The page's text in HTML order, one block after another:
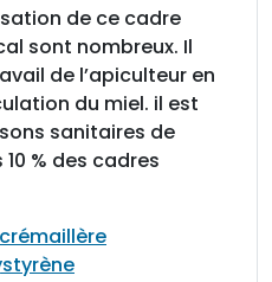
de ce cadre
sont nombreux. Il
de l’apiculteur en
du miel. il est
sanitaires de
% des cadres